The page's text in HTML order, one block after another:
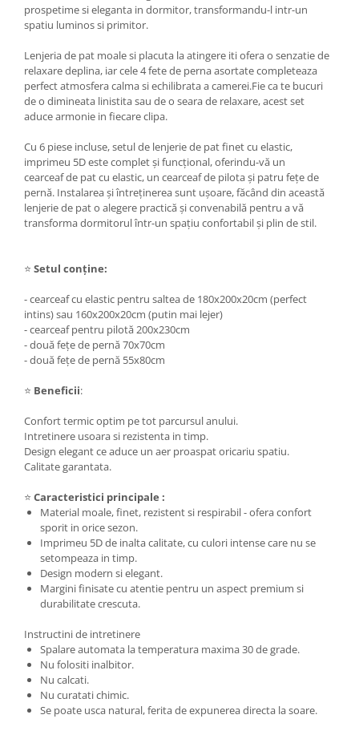
prospetime si eleganta in dormitor, transformandu-l intr-un
spatiu luminos si primitor.
Lenjeria de pat moale si placuta la atingere iti ofera o senzatie de
relaxare deplina, iar cele 4 fete de perna asortate completeaza
perfect atmosfera calma si echilibrata a camerei.Fie ca te bucuri
de o dimineata linistita sau de o seara de relaxare, acest set
aduce armonie in fiecare clipa.
Cu 6 piese incluse, setul de lenjerie de pat finet cu elastic,
imprimeu 5D este complet și funcțional, oferindu-vă un
cearceaf de pat cu elastic, un cearceaf de pilota și patru fețe de
pernă. Instalarea și întreținerea sunt ușoare, făcând din această
lenjerie de pat o alegere practică și convenabilă pentru a vă
transforma dormitorul într-un spațiu confortabil și plin de stil.
⭐ Setul conține:
- cearceaf cu elastic pentru saltea de 180x200x20cm (perfect
intins) sau 160x200x20cm (putin mai lejer)
- cearceaf pentru pilotă 200x230cm
- două fețe de pernă 70x70cm
- două fețe de pernă 55x80cm
⭐ Beneficii:
Confort termic optim pe tot parcursul anului.
Intretinere usoara si rezistenta in timp.
Design elegant ce aduce un aer proaspat oricariu spatiu.
Calitate garantata.
⭐ Caracteristici principale :
Material moale, finet, rezistent si respirabil - ofera confort
sporit in orice sezon.
Imprimeu 5D de inalta calitate, cu culori intense care nu se
setompeaza in timp.
Design modern si elegant.
Margini finisate cu atentie pentru un aspect premium si
durabilitate crescuta.
Instructini de intretinere
Spalare automata la temperatura maxima 30 de grade.
Nu folositi inalbitor.
Nu calcati.
Nu curatati chimic.
Se poate usca natural, ferita de expunerea directa la soare.